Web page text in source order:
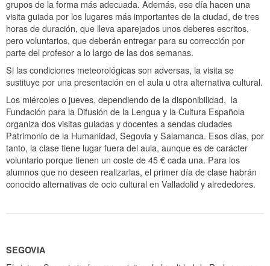
grupos de la forma más adecuada. Además, ese día hacen una
visita guiada por los lugares más importantes de la ciudad, de tres
horas de duración, que lleva aparejados unos deberes escritos,
pero voluntarios, que deberán entregar para su corrección por
parte del profesor a lo largo de las dos semanas.
Si las condiciones meteorológicas son adversas, la visita se
sustituye por una presentación en el aula u otra alternativa cultural.
Los miércoles o jueves, dependiendo de la disponibilidad, la
Fundación para la Difusión de la Lengua y la Cultura Española
organiza dos visitas guiadas y docentes a sendas ciudades
Patrimonio de la Humanidad, Segovia y Salamanca. Esos días, por
tanto, la clase tiene lugar fuera del aula, aunque es de carácter
voluntario porque tienen un coste de 45 € cada una. Para los
alumnos que no deseen realizarlas, el primer día de clase habrán
conocido alternativas de ocio cultural en Valladolid y alrededores.
SEGOVIA